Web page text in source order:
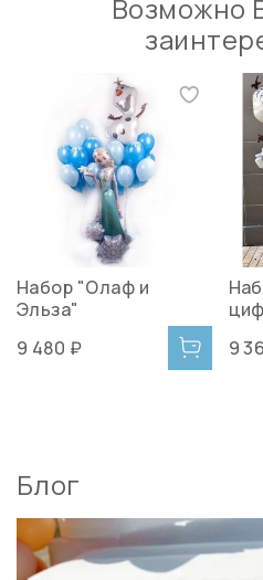
Возможно
Набор "Олаф и
Эльза"
9 480 ₽
9
Блог